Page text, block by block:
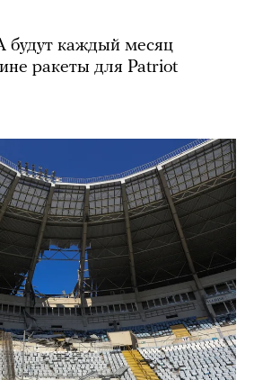
каждый месяц
ракеты для Patriot